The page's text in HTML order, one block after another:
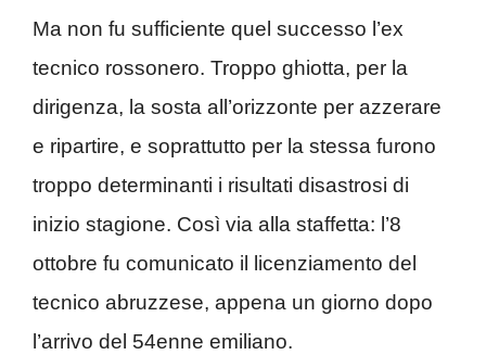
Ma non fu sufficiente quel successo l’ex
tecnico rossonero. Troppo ghiotta, per la
dirigenza, la sosta all’orizzonte per azzerare
e ripartire, e soprattutto per la stessa furono
troppo determinanti i risultati disastrosi di
inizio stagione. Così via alla staffetta: l’8
ottobre fu comunicato il licenziamento del
tecnico abruzzese, appena un giorno dopo
l’arrivo del 54enne emiliano.